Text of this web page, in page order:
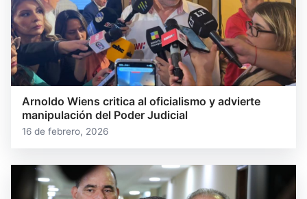
Arnoldo Wiens critica al oficialismo y advierte
manipulación del Poder Judicial
16 de febrero, 2026